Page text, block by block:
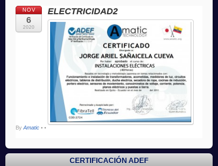
NOV
6
2020
ELECTRICIDAD2
ByAmatic • •
CERTIFICACIÓN ADEF